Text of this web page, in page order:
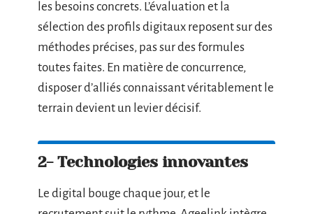
les besoins concrets. L’évaluation et la
sélection des profils digitaux reposent sur des
méthodes précises, pas sur des formules
toutes faites. En matière de concurrence,
disposer d’alliés connaissant véritablement le
terrain devient un levier décisif.
2- Technologies innovantes
Le digital bouge chaque jour, et le